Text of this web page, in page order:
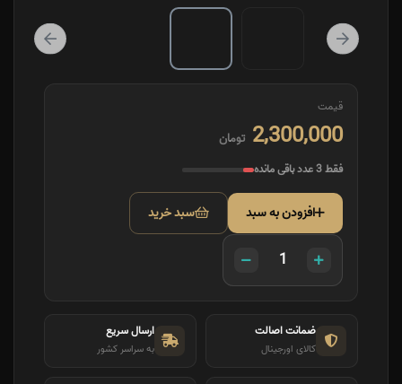
قیمت
2,300,000 تومان
فقط 3 عدد باقی مانده
افزودن به سبد سبد خرید
ضمانت اصالت
کالای اورجینال
ارسال سریع
به سراسر کشور